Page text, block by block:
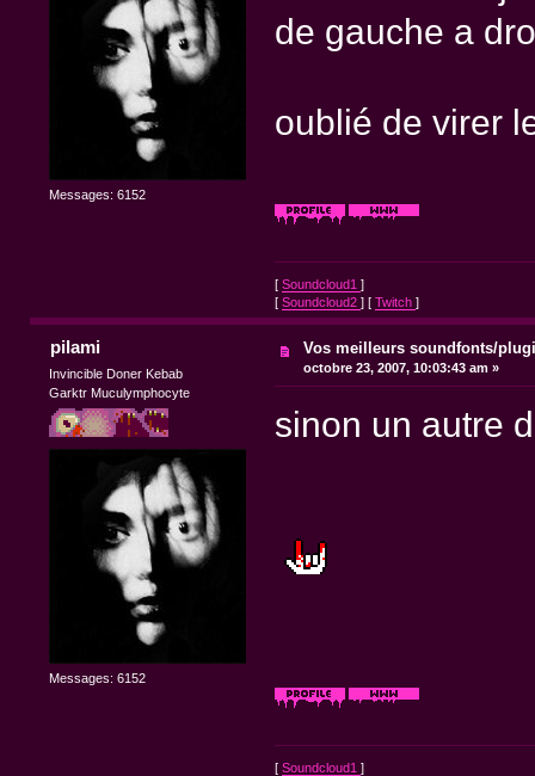
Messages: 6152
de gauche a
oublié de virer
[ Soundcloud1 ]
[ Soundcloud2 ] [ Twitch ]
pilami
Invincible Doner Kebab
Garktr Muculymphocyte
Messages: 6152
Vos meilleurs soundfonts/
octobre 23, 2007, 10:03:43 am »
sinon un autre
[ Soundcloud1 ]